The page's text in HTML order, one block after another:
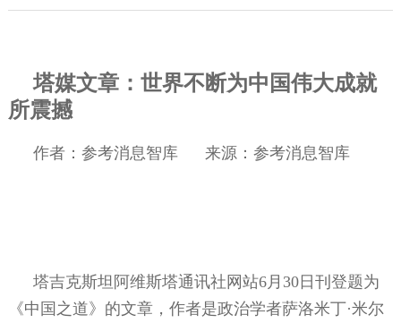
塔媒文章：世界不断为中国伟大成就
所震撼
作者：参考消息智库 来源：参考消息智库
塔吉克斯坦阿维斯塔通讯社网站6月 30日刊登题为
《中国之道》的文章，作者是政治学者萨洛米丁·米尔